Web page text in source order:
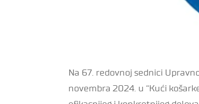
Na 67. redovnoj sednici
novembra 2024. u “Kući